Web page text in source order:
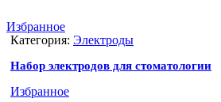
Избранное
Категория: Электроды
Набор электродов для стоматологии
Избранное